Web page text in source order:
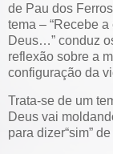
de Pau dos
tema – “Recebe
Deus…” conduz
reflexão sobre a
configuração da
Trata-se de um
Deus vai
para dizer“sim”